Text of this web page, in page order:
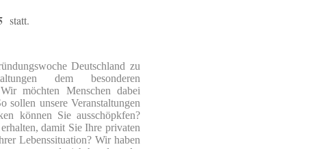
statt.
Deutschland zu
dem besonderen
möchten Menschen dabei
sollen unsere Veranstaltungen
können Sieausschöpkfen?
damit Sie Ihre privaten
Lebenssituation? Wir haben